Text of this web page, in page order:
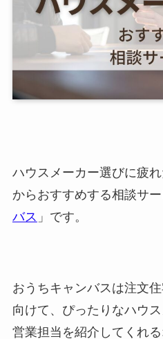
ハウスメーカー選びに疲
からおすすめする相談サー
バス 」です。
おうちキャンバスは注文
向けて、ぴったりなハウ
営業担当を紹介してくれ